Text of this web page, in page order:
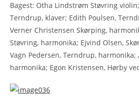
Bagest: Otha Lindstrøm Støvring
Terndrup, klaver; Edith Poulsen,
Verner Christensen Skørping,
Støvring, harmonika; Ejvind Olsen,
Vagn Pedersen, Terndrup, harmonika;
harmonika; Egon Kristensen, Hørby